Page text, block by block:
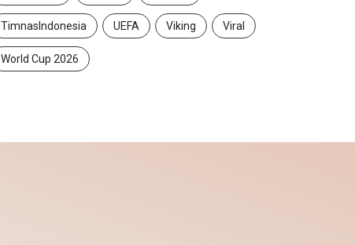
TimnasIndonesia UEFA Viking Viral
World Cup 2026